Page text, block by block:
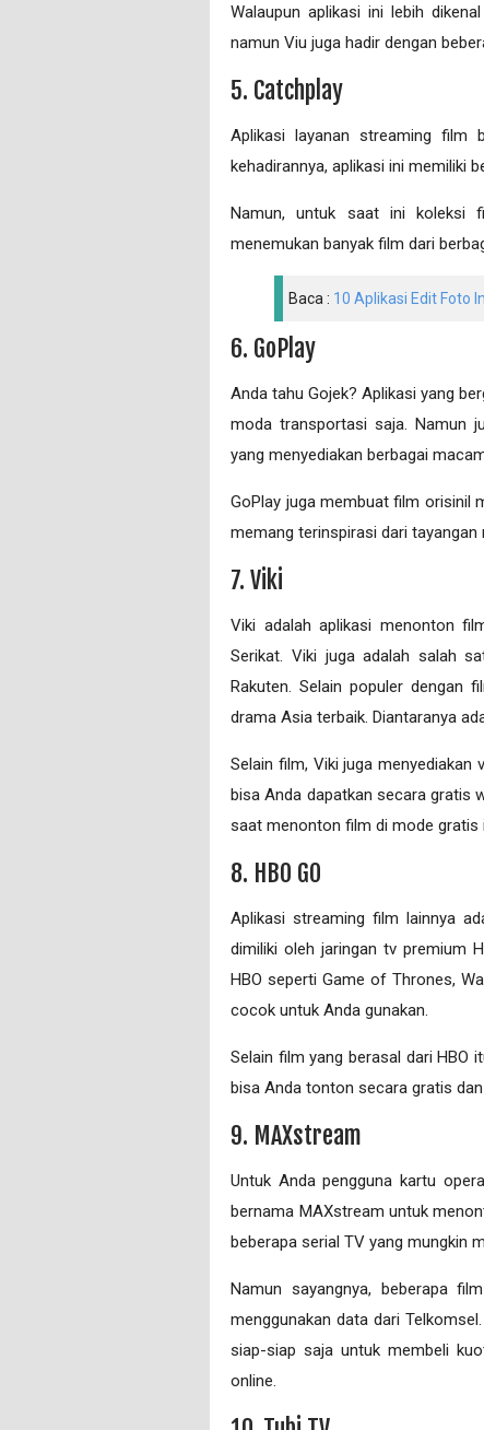
Walaupun aplikasi ini lebih
namun Viu juga hadir dengan
5. Catchplay
Aplikasi layanan streaming film
kehadirannya, aplikasi ini memiliki
Namun, untuk saat ini koleksi
menemukan banyak film dari
Baca : 10 Aplikasi Edit Foto
6. GoPlay
Anda tahu Gojek? Aplikasi yang
moda transportasi saja. Namun
yang menyediakan berbagai
GoPlay juga membuat film orisinil
memang terinspirasi dari tayangan
7. Viki
Viki adalah aplikasi menonton
Serikat. Viki juga adalah salah
Rakuten. Selain populer dengan
drama Asia terbaik. Diantaranya
Selain film, Viki juga
bisa Anda dapatkan secara gratis
saat menonton film di mode gratis
8. HBO GO
Aplikasi streaming film lainnya
dimiliki oleh jaringan tv premium
HBO seperti Game of Thrones,
cocok untuk Anda gunakan.
Selain film yang berasal dari HBO
bisa Anda tonton secara gratis dan
9. MAXstream
Untuk Anda pengguna kartu
bernama MAXstream untuk
beberapa serial TV yang mungkin
Namun sayangnya, beberapa
menggunakan data dari
siap-siap saja untuk membeli
online.